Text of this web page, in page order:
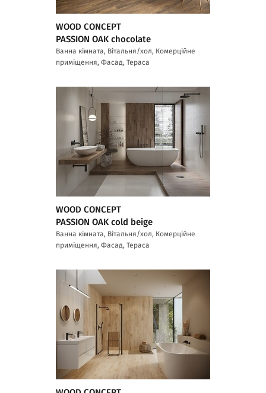
WOOD CONCEPT
PASSION OAK chocolate
Ванна кімната, Вітальня/хол, Комерційне
приміщення, Фасад, Тераса
WOOD CONCEPT
PASSION OAK cold beige
Ванна кімната, Вітальня/хол, Комерційне
приміщення, Фасад, Тераса